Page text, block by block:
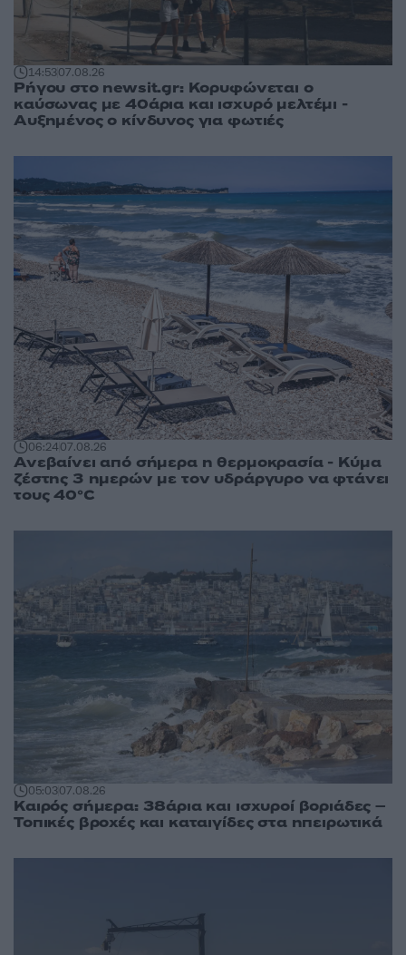
14:5307.08.26
Ρήγου στο newsit.gr: Κορυφώνεται ο
καύσωνας με 40άρια και ισχυρό μελτέμι -
Αυξημένος ο κίνδυνος για φωτιές
06:2407.08.26
Ανεβαίνει από σήμερα η θερμοκρασία - Κύμα
ζέστης 3 ημερών με τον υδράργυρο να φτάνει
τους 40°C
05:0307.08.26
Καιρός σήμερα: 38άρια και ισχυροί βοριάδες –
Τοπικές βροχές και καταιγίδες στα ηπειρωτικά